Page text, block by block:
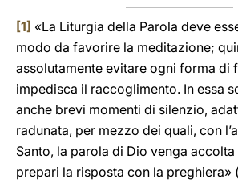
[1] «La Liturgia della Parola deve
modo da favorire la meditazione;
assolutamente evitare ogni forma di
impedisca il raccoglimento. In essa
anche brevi momenti di silenzio,
radunata, per mezzo dei quali, con
Santo, la parola di Dio venga accolta
prepari la risposta con la preghiera» (